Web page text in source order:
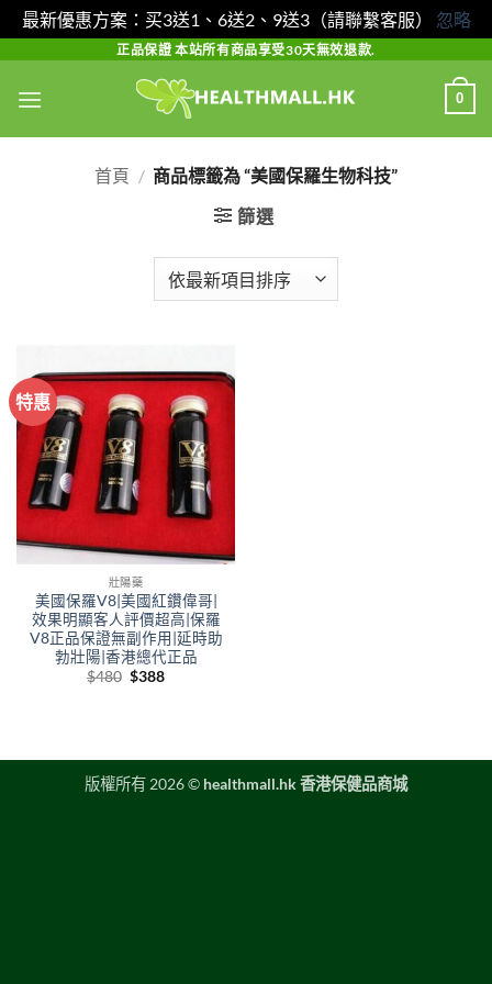
最新優惠方案：买3送1、6送2、9送3（請聯繫客服） 忽略
content
正品保證 本站所有商品享受30天無效退款.
0
首頁 / 商品標籤為 “美國保羅生物科技”
篩選
特惠
壯陽藥
美國保羅V8|美國紅鑽偉哥|
效果明顯客人評價超高|保羅
V8正品保證無副作用|延時助
勃壯陽|香港總代正品
$480 Original
$388Current
版權所有 2026 © healthmall.hk 香港保健品商城